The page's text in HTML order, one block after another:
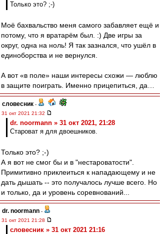
Только это? ;-)
Моё бахвальство меня самого забавляет ещё и
потому, что я вратарём был. :) Две игры за
округ, одна на ноль! Я так зазнался, что ушёл в
единоборства и не вернулся.
А вот «в поле» наши интересы схожи — люблю
в защите поиграть. Именно прицепиться, да…
словесник -
31 окт 2021 21:32
dr. noormann » 31 окт 2021, 21:28
Староват я для двоешников.
Только это? ;-)
А я вот не смог бы и в "нестароватости".
Примитивно приклеиться к нападающему и не
дать дышать -- это получалось лучше всего. Но
и только, да и уровень соревнований...
dr. noormann -
31 окт 2021 21:28
словесник » 31 окт 2021 21:16